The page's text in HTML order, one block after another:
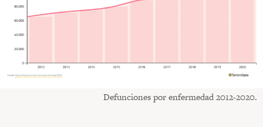
Defunciones por enfermedad 2012-2020.